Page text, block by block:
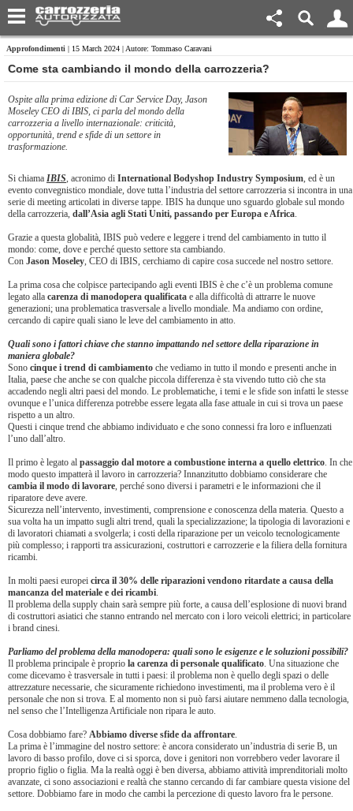
Approfondimenti | 15 March 2024 | Autore: Tommaso Caravani
​Come sta cambiando il mondo della carrozzeria?
Ospite alla prima edizione di Car Service Day, Jason
Moseley CEO di IBIS, ci parla del mondo della
carrozzeria a livello internazionale: criticità,
opportunità, trend e sfide di un settore in
trasformazione.
Si chiama IBIS, acronimo di International Bodyshop Industry Symposium, ed è un
evento convegnistico mondiale, dove tutta l’industria del settore carrozzeria si incontra in una
serie di meeting articolati in diverse tappe. IBIS ha dunque uno sguardo globale sul mondo
della carrozzeria, dall’Asia agli Stati Uniti, passando per Europa e Africa.
Grazie a questa globalità, IBIS può vedere e leggere i trend del cambiamento in tutto il
mondo: come, dove e perché questo settore sta cambiando.
Con Jason Moseley, CEO di IBIS, cerchiamo di capire cosa succede nel nostro settore.
La prima cosa che colpisce partecipando agli eventi IBIS è che c’è un problema comune
legato alla carenza di manodopera qualificata e alla difficoltà di attrarre le nuove
generazioni; una problematica trasversale a livello mondiale. Ma andiamo con ordine,
cercando di capire quali siano le leve del cambiamento in atto.
Quali sono i fattori chiave che stanno impattando nel settore della riparazione in
maniera globale?
Sono cinque i trend di cambiamento che vediamo in tutto il mondo e presenti anche in
Italia, paese che anche se con qualche piccola differenza è sta vivendo tutto ciò che sta
accadendo negli altri paesi del mondo. Le problematiche, i temi e le sfide son infatti le stesse
ovunque e l’unica differenza potrebbe essere legata alla fase attuale in cui si trova un paese
rispetto a un altro.
Questi i cinque trend che abbiamo individuato e che sono connessi fra loro e influenzati
l’uno dall’altro.
Il primo è legato al passaggio dal motore a combustione interna a quello elettrico. In che
modo questo impatterà il lavoro in carrozzeria? Innanzitutto dobbiamo considerare che
cambia il modo di lavorare, perché sono diversi i parametri e le informazioni che il
riparatore deve avere.
Sicurezza nell’intervento, investimenti, comprensione e conoscenza della materia. Questo a
sua volta ha un impatto sugli altri trend, quali la specializzazione; la tipologia di lavorazioni e
di lavoratori chiamati a svolgerla; i costi della riparazione per un veicolo tecnologicamente
più complesso; i rapporti tra assicurazioni, costruttori e carrozzerie e la filiera della fornitura
ricambi.
In molti paesi europei circa il 30% delle riparazioni vendono ritardate a causa della
mancanza del materiale e dei ricambi.
Il problema della supply chain sarà sempre più forte, a causa dell’esplosione di nuovi brand
di costruttori asiatici che stanno entrando nel mercato con i loro veicoli elettrici; in particolare
i brand cinesi.
Parliamo del problema della manodopera: quali sono le esigenze e le soluzioni possibili?
Il problema principale è proprio la carenza di personale qualificato. Una situazione che
come dicevamo è trasversale in tutti i paesi: il problema non è quello degli spazi o delle
attrezzature necessarie, che sicuramente richiedono investimenti, ma il problema vero è il
personale che non si trova. E al momento non si può farsi aiutare nemmeno dalla tecnologia,
nel senso che l’Intelligenza Artificiale non ripara le auto.
Cosa dobbiamo fare? Abbiamo diverse sfide da affrontare.
La prima è l’immagine del nostro settore: è ancora considerato un’industria di serie B, un
lavoro di basso profilo, dove ci si sporca, dove i genitori non vorrebbero veder lavorare il
proprio figlio o figlia. Ma la realtà oggi è ben diversa, abbiamo attività imprenditoriali molto
avanzate, ci sono associazioni e realtà che stanno cercando di far cambiare questa visione del
settore. Dobbiamo fare in modo che cambi la percezione di questo lavoro fra le persone.